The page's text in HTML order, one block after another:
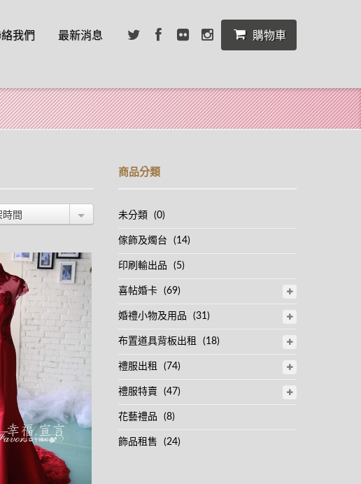
我們 最新消息 購物車
間
View
商品分類
未分類 (0)
傢飾及燭台 (14)
印刷輸出品 (5)
喜帖婚卡 (69)
婚禮小物及用品 (31)
布置道具背板出租 (18)
禮服出租 (74)
禮服特賣 (47)
花藝禮品 (8)
飾品租售 (24)